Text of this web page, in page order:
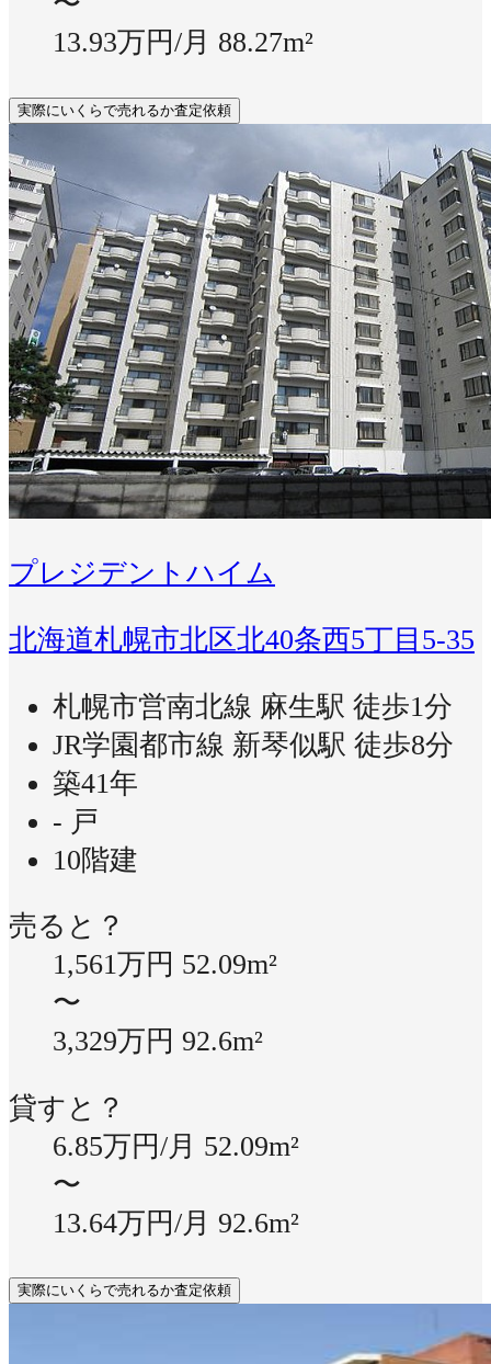
13.93万円/月 88.27m²
実際にいくらで売れるか査定依頼
プレジデントハイム
北海道札幌市北区北40条西5丁目5-35
札幌市営南北線 麻生駅 徒歩1分
JR学園都市線 新琴似駅 徒歩8分
築41年
- 戸
10階建
売ると？
1,561万円 52.09m²
〜
3,329万円 92.6m²
貸すと？
6.85万円/月 52.09m²
〜
13.64万円/月 92.6m²
実際にいくらで売れるか査定依頼